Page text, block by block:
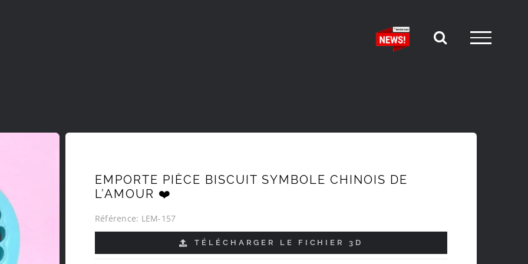
EMPORTE PIÈCE BISCUIT SYMBOLE CHINOIS DE
L’AMOUR ❤️
Référence: LEM-157
TÉLÉCHARGER LE FICHIER 3D